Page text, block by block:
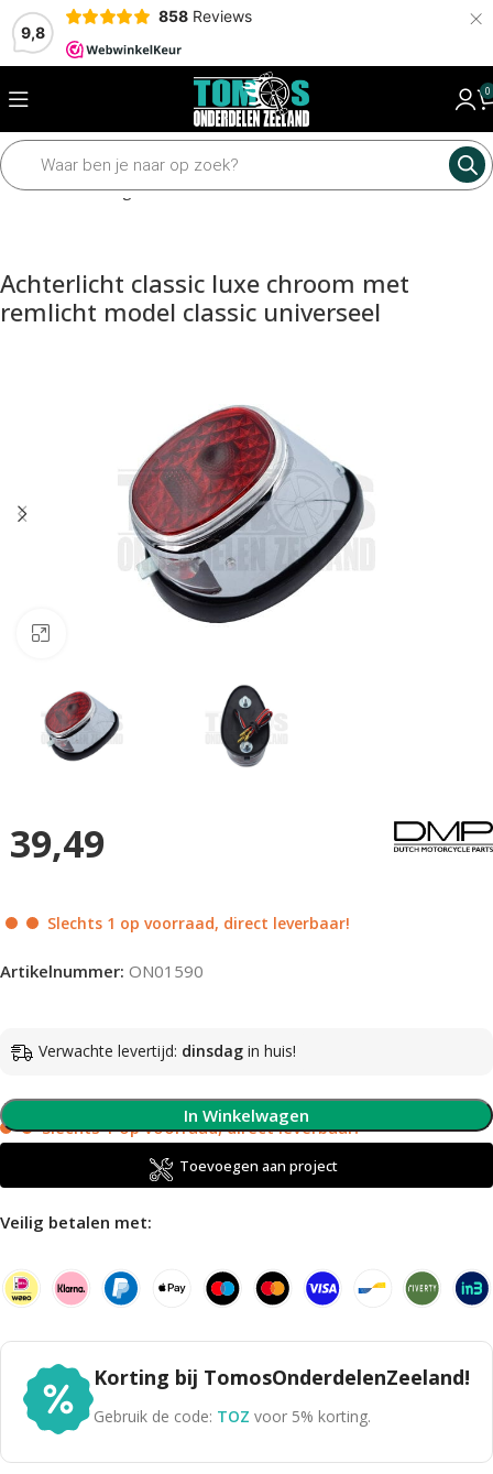
9,8
858 Reviews ×
0
Home Verlichting Achterlicht
Achterlicht classic luxe chroom met
remlicht model classic universeel
39,49
Slechts 1 op voorraad, direct leverbaar!
Artikelnummer: ON01590
Verwachte levertijd: dinsdag in huis!
Slechts 1 op voorraad, direct leverbaar!
In Winkelwagen
Toevoegen aan project
Veilig betalen met:
Korting bij TomosOnderdelenZeeland!
Gebruik de code: TOZ voor 5% korting.